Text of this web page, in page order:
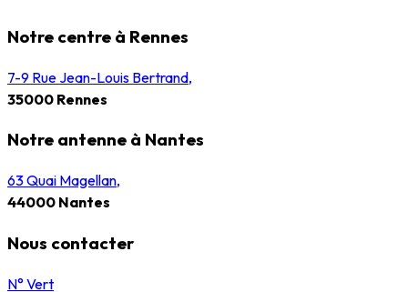
Notre centre à Rennes
7-9 Rue Jean-Louis Bertrand,
35000 Rennes
Notre antenne à Nantes
63 Quai Magellan,
44000 Nantes
Nous contacter
N° Vert